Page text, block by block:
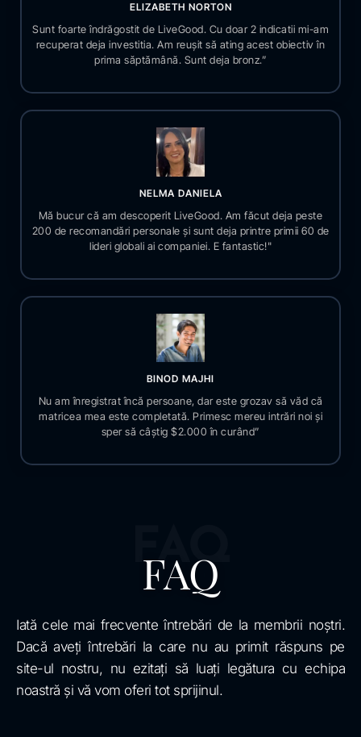
ELIZABETH NORTON
Sunt foarte îndrăgostit de LiveGood. Cu doar 2 indicatii mi-am
recuperat deja investitia. Am reușit să ating acest obiectiv în
prima săptămână. Sunt deja bronz.”
NELMA DANIELA
Mă bucur că am descoperit LiveGood. Am făcut deja peste
200 de recomandări personale și sunt deja printre primii 60 de
lideri globali ai companiei. E fantastic!"
BINOD MAJHI
Nu am înregistrat încă persoane, dar este grozav să văd că
matricea mea este completată. Primesc mereu intrări noi și
sper să câștig $2.000 în curând”
FAQ
FAQ
Iată cele mai frecvente întrebări de la membrii noștri.
Dacă aveți întrebări la care nu au primit răspuns pe
site-ul nostru, nu ezitați să luați legătura cu echipa
noastră și vă vom oferi tot sprijinul.